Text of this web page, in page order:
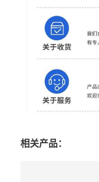
相关产品：